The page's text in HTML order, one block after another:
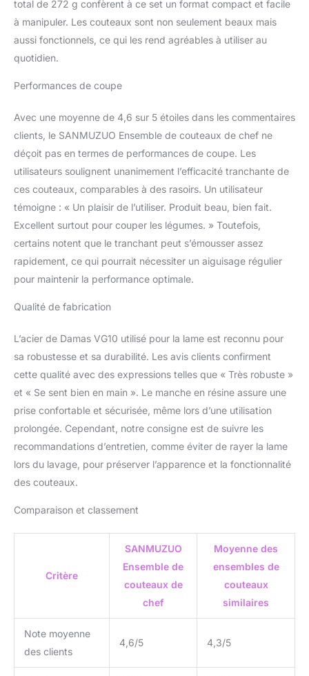
une performance
✔ MAGNIFIQUE
en résine luxueux, un fini
miroir à la main rend les
propriétés colorées de la
exceptionnellement
éblouissantes, tout en
étant durable, offrant un
excellent contrôle, une
flexibilité et un confort
exceptionnels pour
toutes les mains. Avec le
couteau de chef
ou d'avoir mal aux
mains. ✔
Équilibre parfait dans la
main, bord de coupe en
forme de V - moins de 13
degrés d'un côté pour
atteindre une netteté
exceptionnelle (6-8 N), et
une dureté Rockwell
VOS BESOINS -
L'ensemble de couteaux
de cuisine SANMUZUO 5
PCS comprend un
pain dentelé de 8
Santoku de 7 pouces, un
total de 272 g confèrent à ce set un format compact et facile
à manipuler. Les couteaux sont non seulement beaux mais
aussi fonctionnels, ce qui les rend agréables à utiliser au
quotidien.
Performances de coupe
Avec une moyenne de 4,6 sur 5 étoiles dans les commentaires
clients, le SANMUZUO Ensemble de couteaux de chef ne
déçoit pas en termes de performances de coupe. Les
utilisateurs soulignent unanimement l’efficacité tranchante de
ces couteaux, comparables à des rasoirs. Un utilisateur
témoigne : « Un plaisir de l’utiliser. Produit beau, bien fait.
Excellent surtout pour couper les légumes. » Toutefois,
certains notent que le tranchant peut s’émousser assez
rapidement, ce qui pourrait nécessiter un aiguisage régulier
pour maintenir la performance optimale.
Qualité de fabrication
L’acier de Damas VG10 utilisé pour la lame est reconnu pour
sa robustesse et sa durabilité. Les avis clients confirment
cette qualité avec des expressions telles que « Très robuste »
et « Se sent bien en main ». Le manche en résine assure une
prise confortable et sécurisée, même lors d’une utilisation
prolongée. Cependant, notre consigne est de suivre les
recommandations d’entretien, comme éviter de rayer la lame
lors du lavage, pour préserver l’apparence et la fonctionnalité
des couteaux.
Comparaison et classement
Critère
SANMUZUO
Ensemble de
couteaux de
chef
Moyenne des
ensembles de
couteaux
similaires
Note moyenne
des clients
4,6/5 4,3/5